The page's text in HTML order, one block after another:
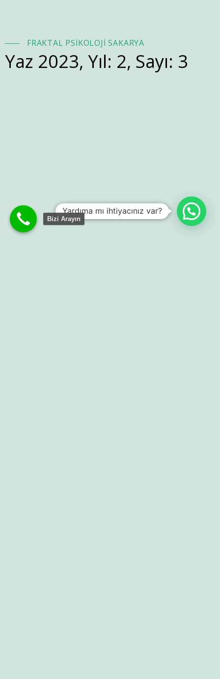
FRAKTAL PSİKOLOJİ SAKARYA
Yaz 2023, Yıl: 2, Sayı: 3
Bizi Arayın
Yardıma mı ihtiyacınız var?